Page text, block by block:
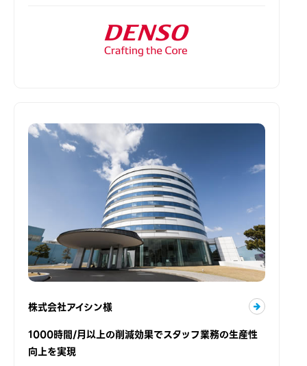
株式会社アイシン様
1000時間/月以上の削減効果でスタッフ業務の生産性
向上を実現